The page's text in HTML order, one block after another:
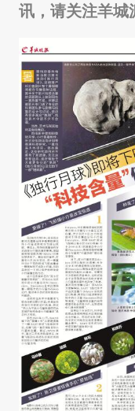
讯，请关注羊